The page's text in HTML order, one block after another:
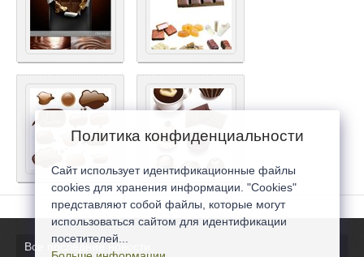
Все последние новости
Политика конфиденциальности
Сайт использует идентификационные файлы
cookies для хранения информации. "Cookies"
представляют собой файлы, которые могут
использоваться сайтом для идентификации
посетителей...